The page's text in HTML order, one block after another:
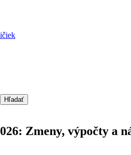
Hľadať
Zmeny, výpočty a